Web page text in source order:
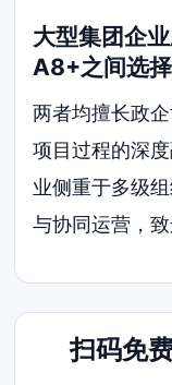
大型集团企
A8+之间选
两者均擅长政
项目过程的深
业侧重于多级
与协同运营，
扫码免